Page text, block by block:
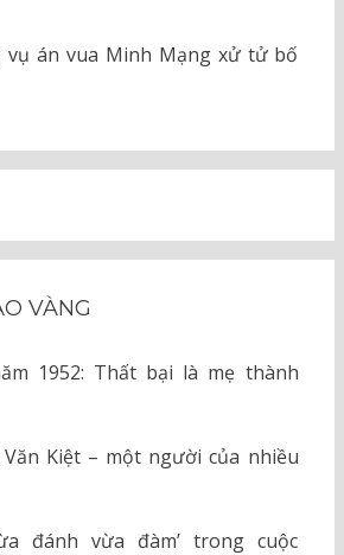
vụ án vua Minh Mạng xử tử bố
VÀNG
1952: Thất bại là mẹ thành
Kiệt – một người của nhiều
đánh vừa đàm’ trong cuộc